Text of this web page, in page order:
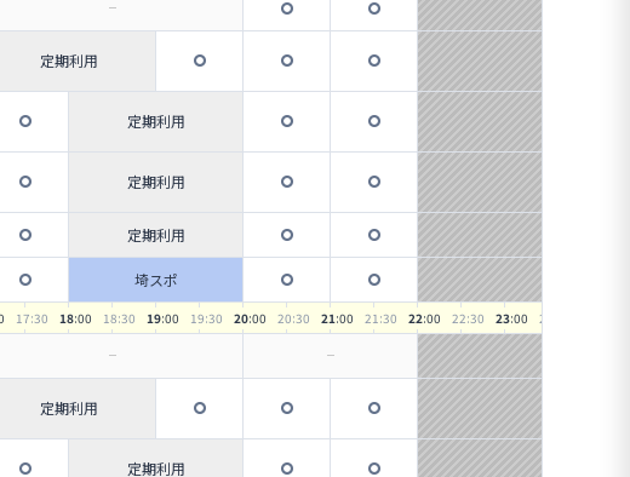
定期利用
定期利用
定期利用
定期利用
埼スポ
17:30 18:00 18:30 19:00 19:30 20:00 20:30 21:00 21 :30 22:00 22:30 23:00 23
定期利用
定期利用